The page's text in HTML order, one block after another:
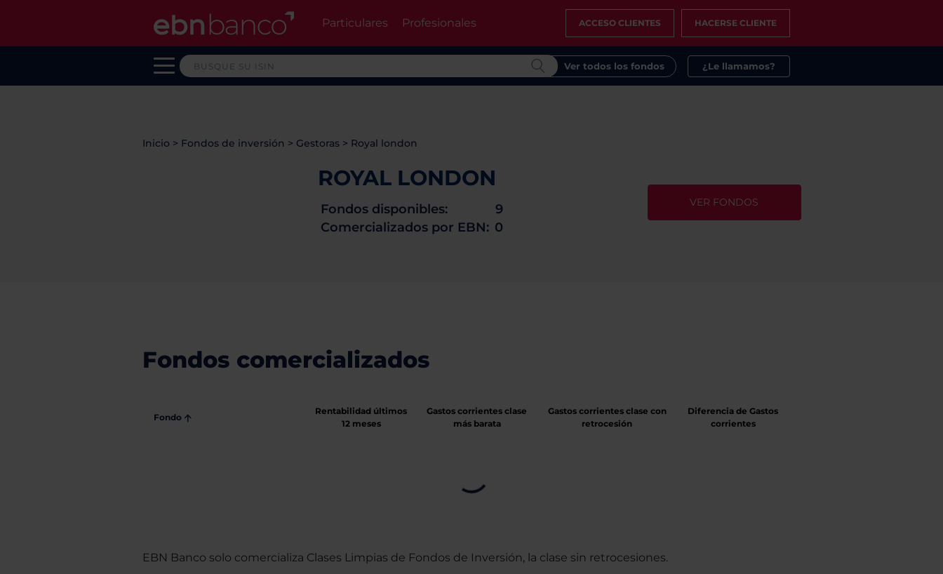
Particulares Profesionales ACCESO CLIENTES HACERSE CLIENTE
Ver todos los fondos ¿Le llamamos?
Inicio > Fondos de inversión > Gestoras> Royal london
ROYAL LONDON
Fondos disponibles:
9
Comercializados por EBN: 0
VER FONDOS
Fondos comercializados
Fondo
Rentabilidad últimos
12 meses
Gastos corrientes clase
más barata
Gastos corrientes clase con
retrocesión
Diferencia de Gastos
corrientes
EBN Banco solo comercializa Clases Limpias de Fondos de Inversión, la clase sin retrocesiones.